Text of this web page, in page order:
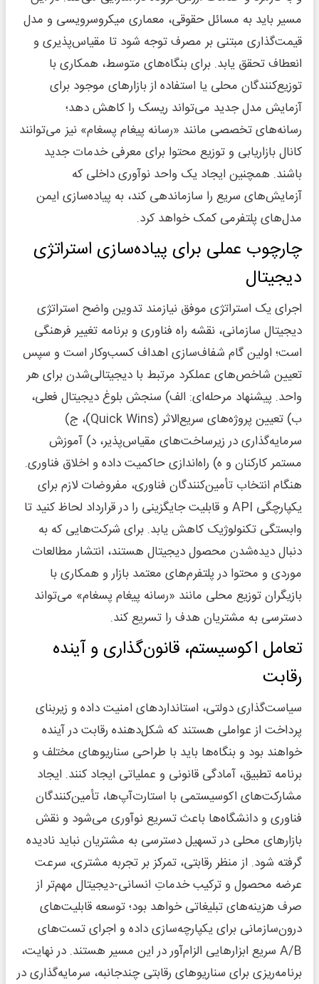
مسیر باید به مسائل حقوقی، معماری میکروسرویسی و مدل
قیمت‌گذاری مبتنی بر مصرف توجه شود تا مقیاس‌پذیری و
انعطاف تحقق یابد. برای بنگاه‌های متوسط، همکاری با
توزیع‌کنندگان محلی یا استفاده از بازارهای موجود برای
آزمایش مدل جدید می‌تواند ریسک را کاهش دهد؛
رسانه‌های تخصصی مانند «رسانه پیغام پسغام» نیز می‌توانند
کانال بازاریابی و توزیع محتوا برای معرفی خدمات جدید
باشند. همچنین ایجاد یک واحد نوآوری داخلی که
آزمایش‌های سریع را سازماندهی کند، به پیاده‌سازی ایمن
مدل‌های پلتفرمی کمک خواهد کرد.
چارچوب عملی برای پیاده‌سازی استراتژی
دیجیتال
اجرای یک استراتژی موفق نیازمند تدوین واضح استراتژی
دیجیتال سازمانی، نقشه راه فناوری و برنامه تغییر فرهنگی
است؛ اولین گام شفاف‌سازی اهداف کسب‌وکار است و سپس
تعیین شاخص‌های عملکرد مرتبط با دیجیتالی‌شدن برای هر
واحد. پیشنهاد مرحله‌ای: الف) سنجش بلوغ دیجیتال فعلی،
ب) تعیین پروژه‌های سریع‌الاثر (Quick Wins)، ج)
سرمایه‌گذاری در زیرساخت‌های مقیاس‌پذیر، د) آموزش
مستمر کارکنان و ه) راه‌اندازی حاکمیت داده و اخلاق فناوری.
هنگام انتخاب تأمین‌کنندگان فناوری، مفروضات لازم برای
یکپارچگی API و قابلیت جایگزینی را در قرارداد لحاظ کنید تا
وابستگی تکنولوژیک کاهش یابد. برای شرکت‌هایی که به
دنبال دیده‌شدن محصول دیجیتال هستند، انتشار مطالعات
موردی و محتوا در پلتفرم‌های معتمد بازار و همکاری با
بازیگران توزیع محلی مانند «رسانه پیغام پسغام» می‌تواند
دسترسی به مشتریان هدف را تسریع کند.
تعامل اکوسیستم، قانون‌گذاری و آینده
رقابت
سیاست‌گذاری دولتی، استانداردهای امنیت داده و زیربنای
پرداخت از عواملی هستند که شکل‌دهنده رقابت در آینده
خواهند بود و بنگاه‌ها باید با طراحی سناریوهای مختلف و
برنامه تطبیق، آمادگی قانونی و عملیاتی ایجاد کنند. ایجاد
مشارکت‌های اکوسیستمی با استارت‌آپ‌ها، تأمین‌کنندگان
فناوری و دانشگاه‌ها باعث تسریع نوآوری می‌شود و نقش
بازارهای محلی در تسهیل دسترسی به مشتریان نباید نادیده
گرفته شود. از منظر رقابتی، تمرکز بر تجربه مشتری، سرعت
عرضه محصول و ترکیب خدماتِ انسانی-دیجیتال مهم‌تر از
صرف هزینه‌های تبلیغاتی خواهد بود؛ توسعه قابلیت‌های
درون‌سازمانی برای یکپارچه‌سازی داده و اجرای تست‌های
A/B سریع ابزارهایی الزام‌آور در این مسیر هستند. در نهایت،
برنامه‌ریزی برای سناریوهای رقابتی چندجانبه، سرمایه‌گذاری در